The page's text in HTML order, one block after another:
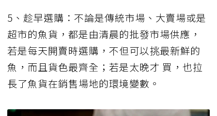
5、趁早選購：不論是傳統市場、大賣場或是
超市的魚貨，都是由清晨的批發市場供應，
若是每天開賣時選購，不但可以挑最新鮮的
魚，而且貨色最齊全；若是太晚才 買，也拉
長了魚貨在銷售場地的環境變數。